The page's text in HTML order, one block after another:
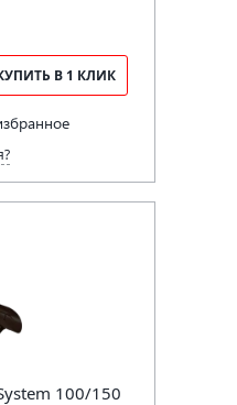
В 1 КЛИК
100/150